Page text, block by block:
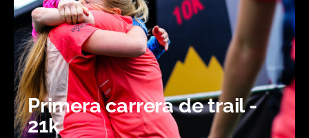
Primera carrera de trail -
21k